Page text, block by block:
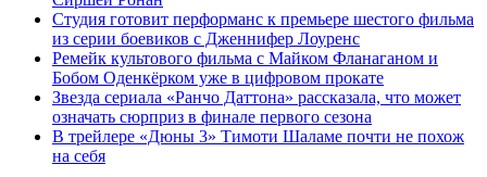
Студия готовит перформанс к премьере шестого фильма
из серии боевиков с Дженнифер Лоуренс
Ремейк культового фильма с Майком Фланаганом и
Бобом Оденкёрком уже в цифровом прокате
Звезда сериала «Ранчо Даттона» рассказала, что может
означать сюрприз в финале первого сезона
В трейлере «Дюны 3» Тимоти Шаламе почти не похож
на себя